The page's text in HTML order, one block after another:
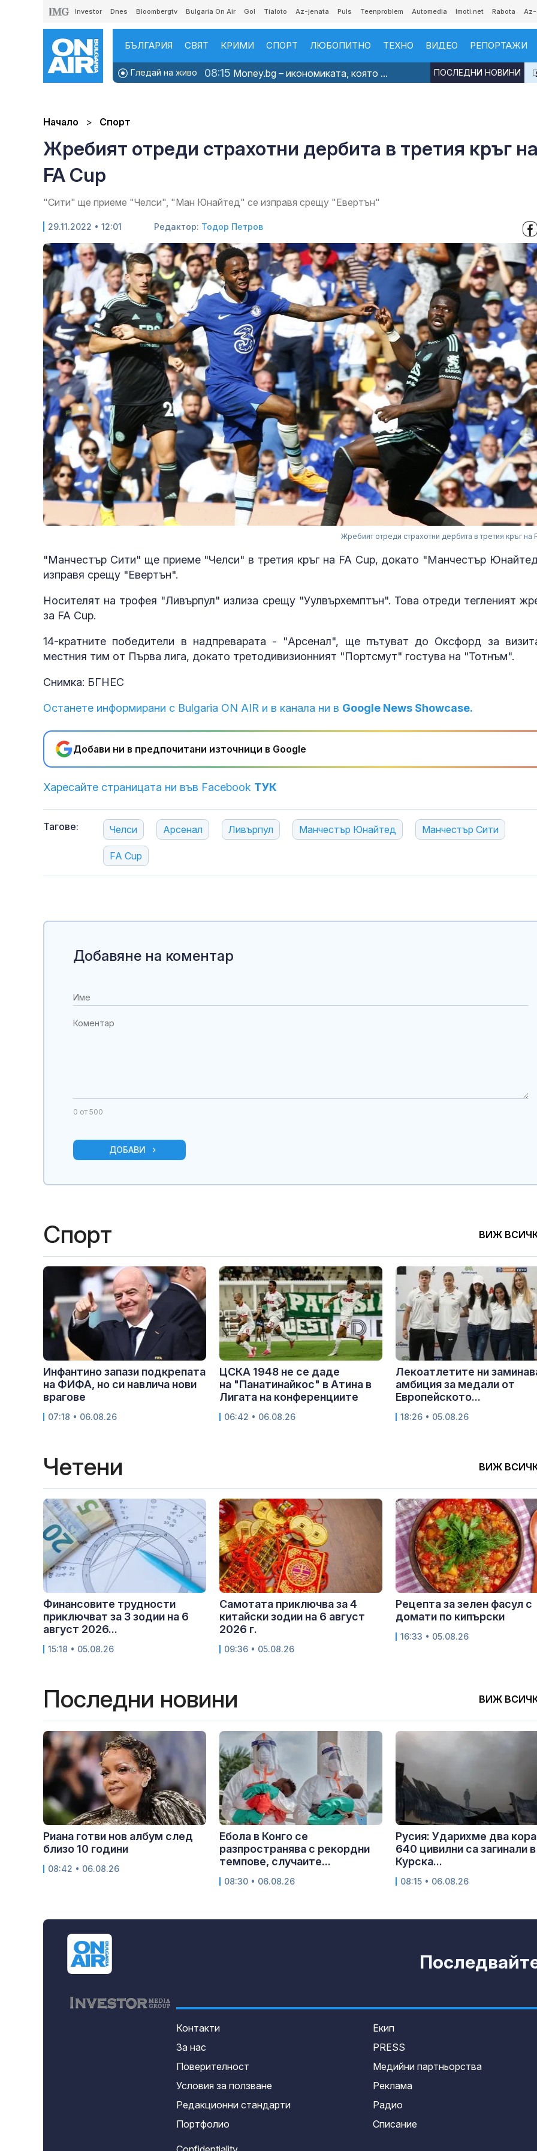
Investor Dnes Bloombergtv Bulgaria On Air Gol Tialoto Az-jenata Puls Teenproblem Automedia Imoti.net Rabota
БЪЛГАРИЯ СВЯТ КРИМИ СПОРТ ЛЮБОПИТНО ТЕХНО ВИДЕО РЕПОРТАЖИ
Гледай на живо 08:15 Money.bg – икономиката, която ... ПОСЛЕДНИ НОВИНИ
Начало Спорт
Жребият отреди страхотни дербита в третия кръг
FA Cup
"Сити" ще приеме "Челси", "Ман Юнайтед" се изправя срещу "Евертън"
29.11.2022 • 12:01 Редактор: Тодор Петров
Жребият отреди страхотни дербита в третия кръг на
"Манчестър Сити" ще приеме "Челси" в третия кръг на FA Cup, докато "Манчестър
изправя срещу "Евертън".
Носителят на трофея "Ливърпул" излиза срещу "Уулвърхемптън". Това отреди тегленият
за FA Cup.
14-кратните победители в надпреварата - "Арсенал", ще пътуват до Оксфорд за
местния тим от Първа лига, докато третодивизионният "Портсмут" гостува на "Тотнъм".
Снимка: БГНЕС
Останете информирани с Bulgaria ON AIR и в канала ни в Google News Showcase.
Добави ни в предпочитани източници в Google
Харесайте страницата ни във Facebook ТУК
Тагове: Челси Арсенал Ливърпул Манчестър Юнайтед Манчестър Сити
FA Cup
се държали
Нивото на
Добавяне на коментар
0 от 500
ДОБАВИ
Спорт ВИЖ
Инфантино запази подкрепата
на ФИФА, но си навлича нови
врагове
07:18 • 06.08.26
ЦСКА 1948 не се даде
на "Панатинайкос" в Атина в
Лигата на конференциите
06:42 • 06.08.26
Лекоатлетите ни
амбиция за медали от
Европейското...
18:26 • 05.08.26
Четени ВИЖ
Финансовите трудности
приключват за 3 зодии на 6
август 2026...
15:18 • 05.08.26
Самотата приключва за 4
китайски зодии на 6 август
2026 г.
09:36 • 05.08.26
Рецепта за зелен фасул с
домати по кипърски
16:33 • 05.08.26
Последни новини ВИЖ
Риана готви нов албум след
близо 10 години
08:42 • 06.08.26
Ебола в Конго се
разпространява с рекордни
темпове, случаите...
08:30 • 06.08.26
Русия: Ударихме два
640 цивилни са загинали в
Курска...
08:15 • 06.08.26
Контакти
За нас
Поверителност
Условия за ползване
Редакционни стандарти
Портфолио
Екип
PRESS
Медийни партньорства
Реклама
Радио
Списание